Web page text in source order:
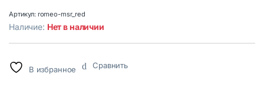
Артикул: romeo-msr_red
Наличие: Нет в наличии
В избранное Сравнить